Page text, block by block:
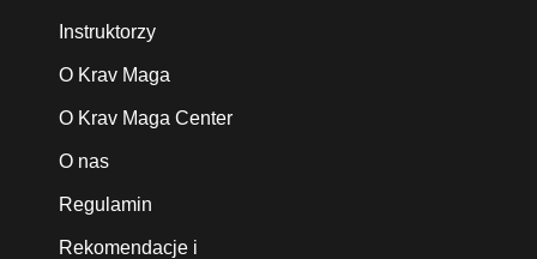
Instruktorzy
O Krav Maga
O Krav Maga Center
O nas
Regulamin
Rekomendacje i